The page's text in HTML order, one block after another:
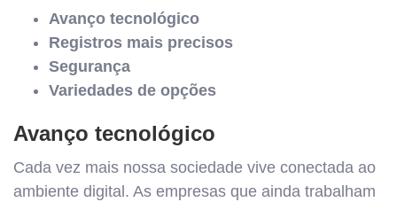
Avanço tecnológico
Registros mais precisos
Segurança
Variedades de opções
Avanço tecnológico
Cada vez mais nossa sociedade vive conectada ao
ambiente digital. As empresas que ainda trabalham